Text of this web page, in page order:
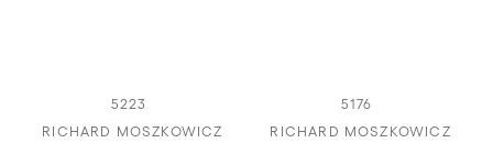
5223
RICHARD MOSZKOWICZ
5176
RICHARD MOSZKOWICZ